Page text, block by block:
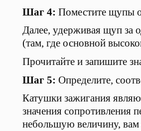
Шаг 4: Поместите щупы
Далее, удерживая щуп за
(там, где основной
Прочитайте и запишите
Шаг 5: Определите,
Катушки зажигания
значения сопротивления
небольшую величину, вам